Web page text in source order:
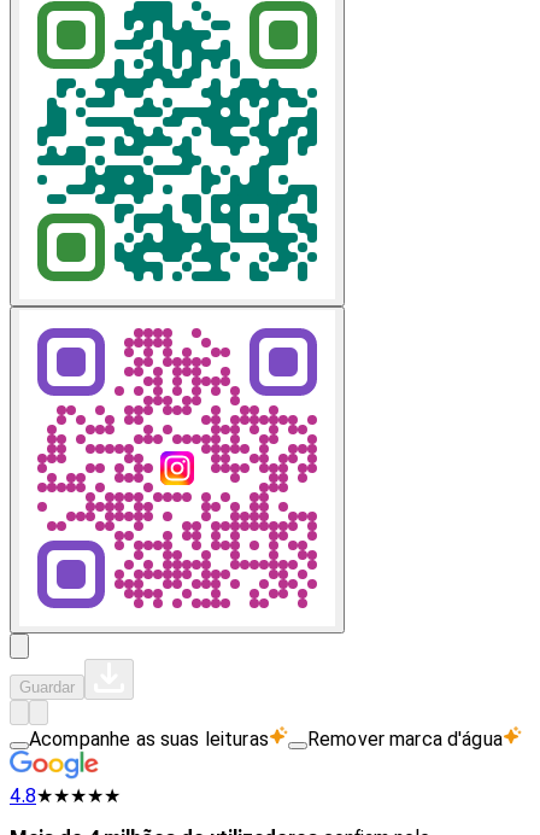
Guardar
Acompanhe as suas leituras Remover marca d'água
4.8★★★★★